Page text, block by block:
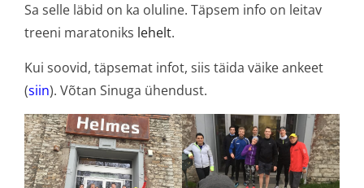
Sa selle läbid on ka oluline. Täpsem info on leitav
treeni maratoniks lehelt.
Kui soovid, täpsemat infot, siis täida väike ankeet
(siin). Võtan Sinuga ühendust.